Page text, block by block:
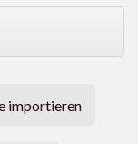
importieren